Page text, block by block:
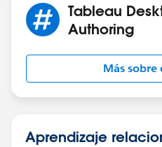
Tableau
Authoring
Más sobre
Aprendizaje